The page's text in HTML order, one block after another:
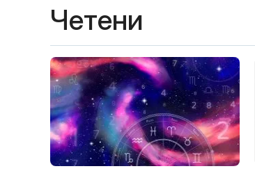
Четени